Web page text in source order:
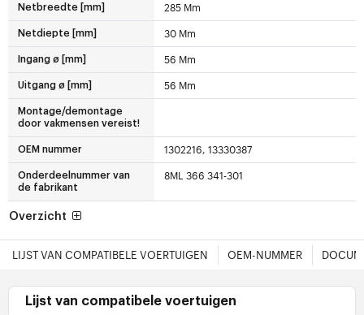
Netbreedte [mm] 285 Mm
Netdiepte [mm] 30 Mm
Ingang ø [mm] 56 Mm
Uitgang ø [mm] 56 Mm
Montage/demontage
door vakmensen vereist!
OEM nummer 1302216, 13330387
Onderdeelnummer van
de fabrikant
8ML 366 341-301
Overzicht
LIJST VAN COMPATIBELE VOERTUIGEN OEM-NUMMER
Lijst van compatibele voertuigen